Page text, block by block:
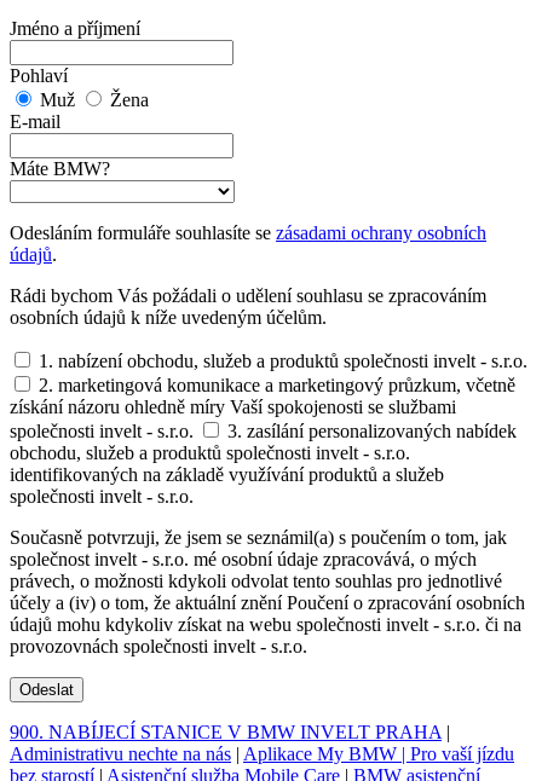
Jméno a příjmení
Pohlaví
Muž
Žena
E-mail
Máte BMW?
Odesláním formuláře souhlasíte se zásadami ochrany osobních
údajů.
Rádi bychom Vás požádali o udělení souhlasu se zpracováním
osobních údajů k níže uvedeným účelům.
1. nabízení obchodu, služeb a produktů společnosti invelt - s.r.o.
2. marketingová komunikace a marketingový průzkum, včetně
získání názoru ohledně míry Vaší spokojenosti se službami
společnosti invelt - s.r.o.
3. zasílání personalizovaných nabídek
obchodu, služeb a produktů společnosti invelt - s.r.o.
identifikovaných na základě využívání produktů a služeb
společnosti invelt - s.r.o.
Současně potvrzuji, že jsem se seznámil(a) s poučením o tom, jak
společnost invelt - s.r.o. mé osobní údaje zpracovává, o mých
právech, o možnosti kdykoli odvolat tento souhlas pro jednotlivé
účely a (iv) o tom, že aktuální znění Poučení o zpracování osobních
údajů mohu kdykoliv získat na webu společnosti invelt - s.r.o. či na
provozovnách společnosti invelt - s.r.o.
Odeslat
900. NABÍJECÍ STANICE V BMW INVELT PRAHA |
Administrativu nechte na nás | Aplikace My BMW | Pro vaší jízdu
bez starostí| Asistenční služba Mobile Care | BMW asistenční